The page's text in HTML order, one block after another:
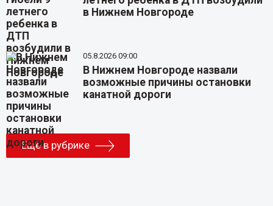
в Нижнем Новгороде
05.8.2026 09:00
В Нижнем Новгороде назвали
возможные причины остановки
канатной дороги
Еще в рубрике